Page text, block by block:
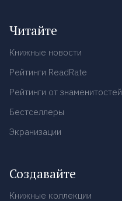
Читайте
Книжные новости
Рейтинги ReadRate
Рейтинги от знаменитостей
Бестселлеры
Экранизации
Создавайте
Книжные коллекции